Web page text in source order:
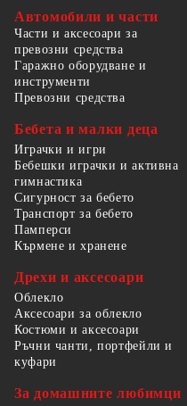
Автомобили и части
Части и аксесоари за
превозни средства
Гаражно оборудване и
инструменти
Превозни средства
Бебета и малки деца
Играчки и игри
Бебешки играчки и активна
гимнастика
Сигурност за бебето
Транспорт за бебето
Памперси
Кърмене и хранене
Дрехи и аксесоари
Облекло
Аксесоари за облекло
Костюми и аксесоари
Ръчни чанти, портфейли и
куфари
За домашните любимци